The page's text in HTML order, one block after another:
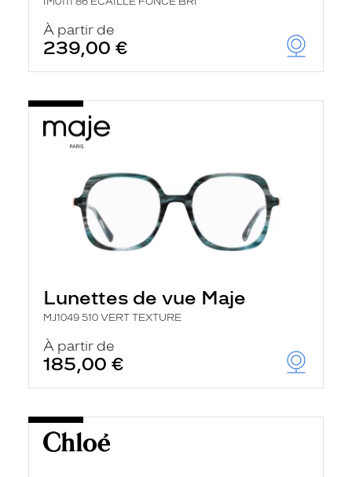
À partir de
239,00 €
Lunettes de vue Maje
MJ1049 510 VERT TEXTURE
À partir de
185,00 €